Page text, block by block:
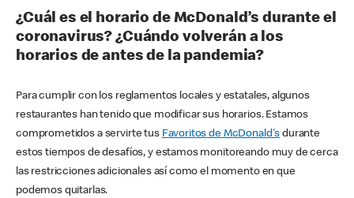
¿Cuál es el horario de McDonald’s durante el
coronavirus? ¿Cuándo volverán a los
horarios de antes de la pandemia?
Para cumplir con los reglamentos locales y estatales, algunos
restaurantes han tenido que modificar sus horarios. Estamos
comprometidos a servirte tus Favoritos de McDonald's durante
estos tiempos de desafíos, y estamos monitoreando muy de cerca
las restricciones adicionales así como el momento en que
podemos quitarlas.